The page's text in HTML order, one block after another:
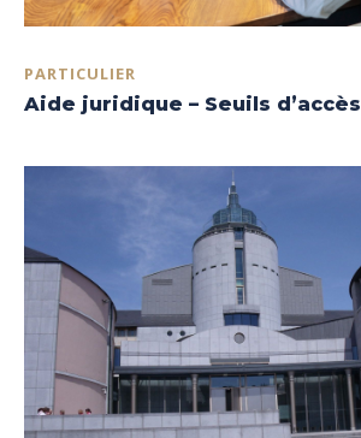
PARTICULIER
Aide juridique – Seuils d’accès